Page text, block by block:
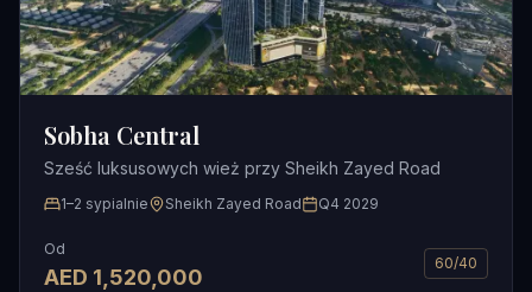
Sobha Central
Sześć luksusowych wież przy Sheikh Zayed Road
1–2 sypialnie Sheikh Zayed Road Q4 2029
Od
AED 1,520,000
60/40